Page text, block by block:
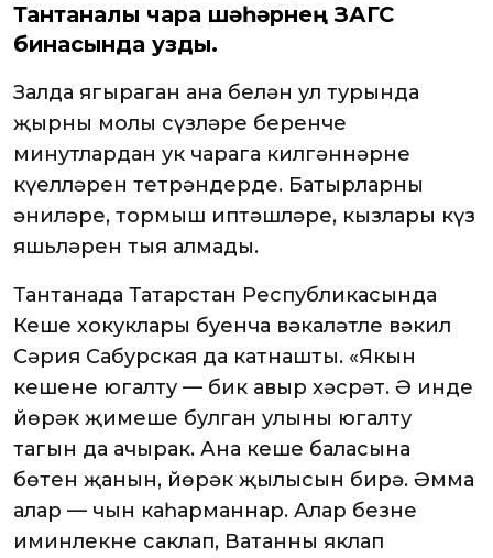
Тантаналы чара шәһәрнең ЗАГС
бинасында узды.
Залда яңгыраган ана белән ул турында
җырның моңлы сүзләре беренче
минутлардан ук чарага килгәннәрнең
күңелләрен тетрәндерде. Батырларның
әниләре, тормыш иптәшләре, кызлары күз
яшьләрен тыя алмады.
Тантанада Татарстан Республикасында
Кеше хокуклары буенча вәкаләтле вәкил
Сәрия Сабурская да катнашты. «Якын
кешеңне югалту — бик авыр хәсрәт. Ә инде
йөрәк җимешең булган улыңны югалту
тагын да ачырак. Ана кеше баласына
бөтен җанын, йөрәк җылысын бирә. Әмма
алар — чын каһарманнар. Алар безнең
иминлекне саклап, Ватанны яклап